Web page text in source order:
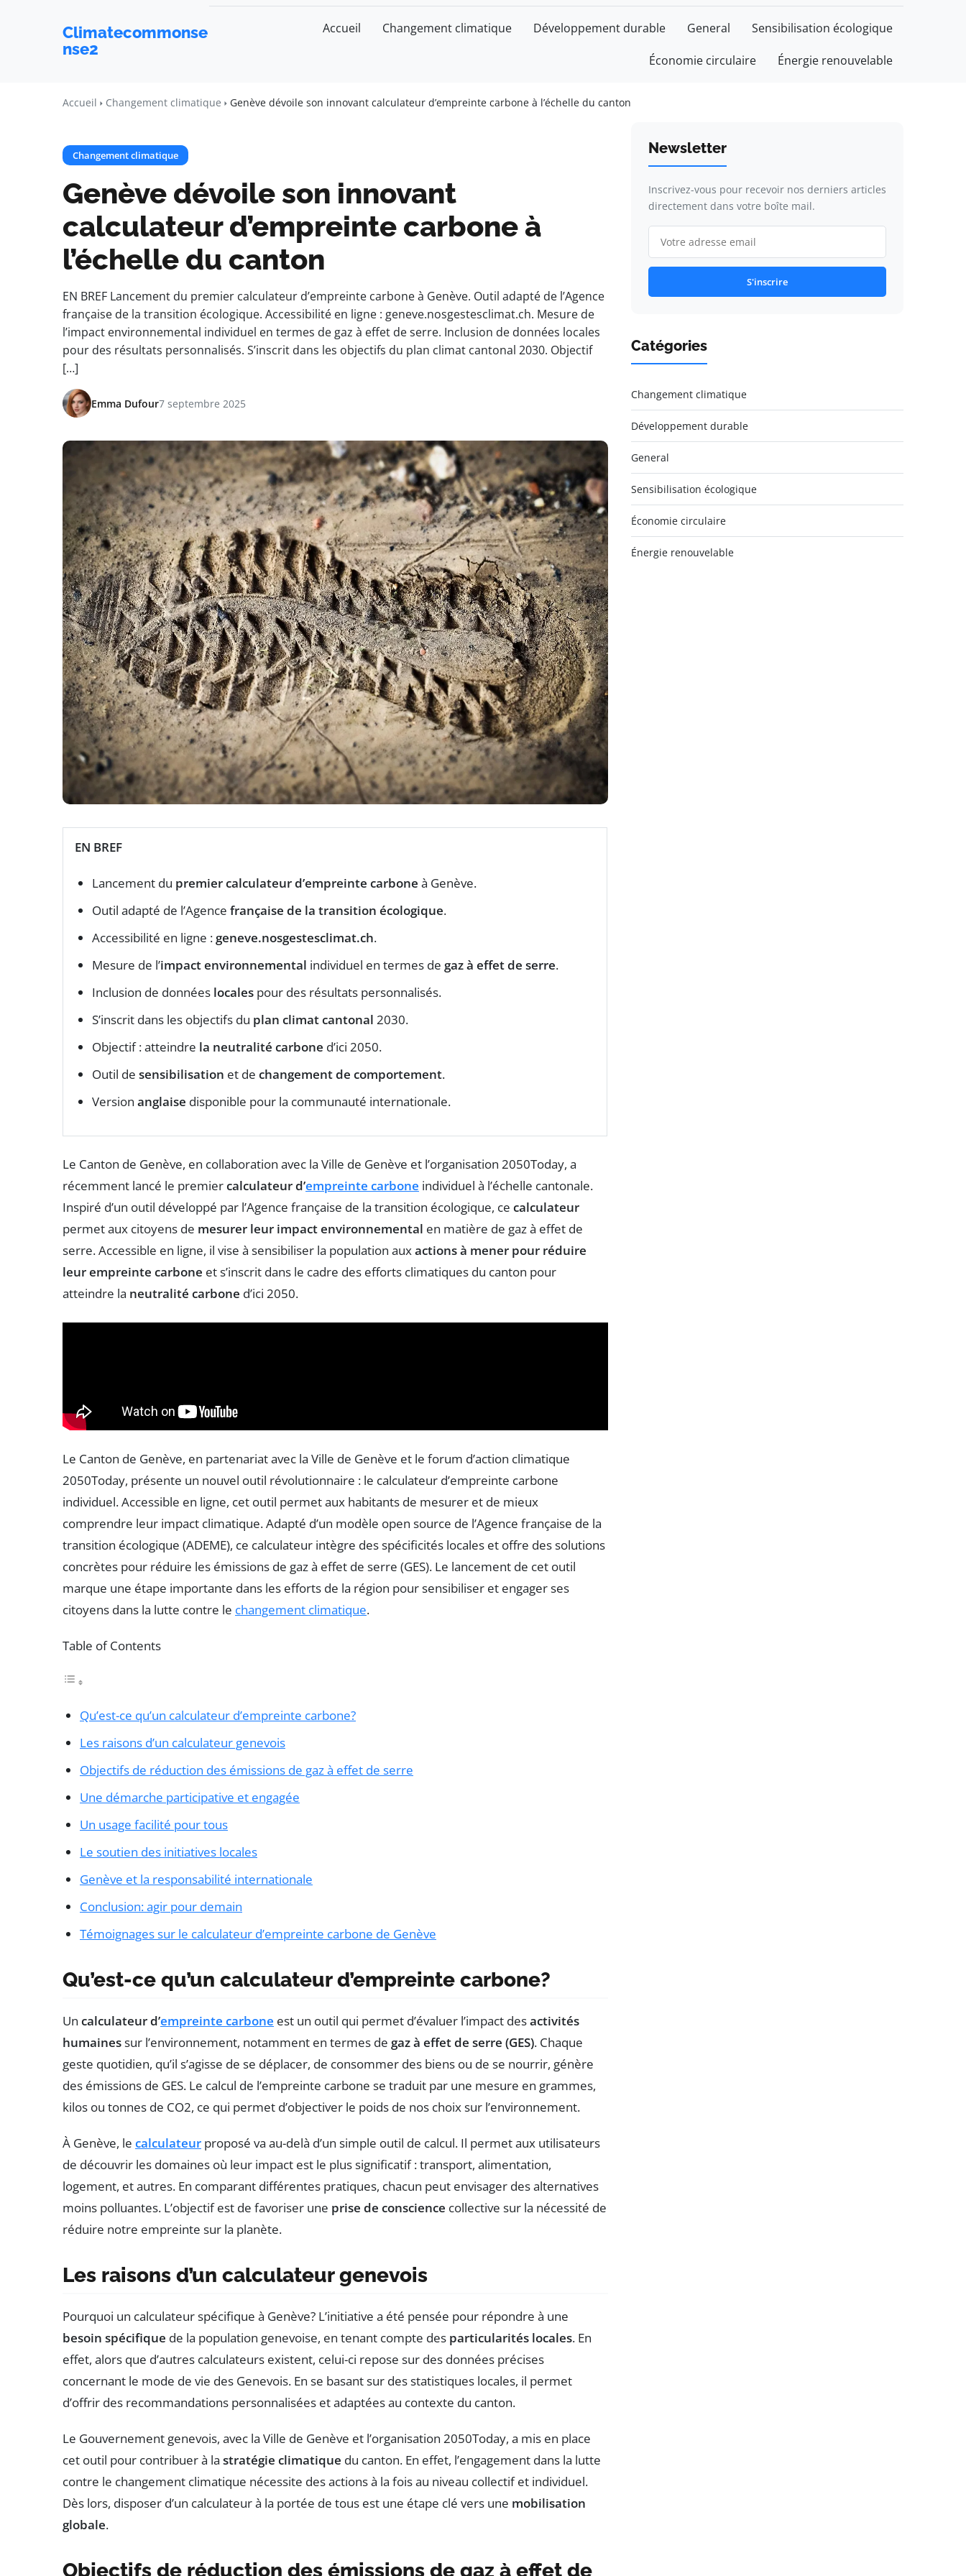
Climatecommonse
nse2
Accueil Changement climatique Développement durable General Sensibilisation écologique
Économie circulaire Énergie renouvelable
Accueil Changement climatique Genève dévoile son innovant calculateur d’empreinte carbone à l’échelle du canton
Changement climatique
Genève dévoile son innovant
calculateur d’empreinte carbone à
l’échelle du canton
EN BREF Lancement du premier calculateur d’empreinte carbone à Genève. Outil adapté de l’Agence
française de la transition écologique. Accessibilité en ligne : geneve.nosgestesclimat.ch. Mesure de
l’impact environnemental individuel en termes de gaz à effet de serre. Inclusion de données locales
pour des résultats personnalisés. S’inscrit dans les objectifs du plan climat cantonal 2030. Objectif
[…]
Emma Dufour7 septembre 2025
EN BREF
Lancement du premier calculateur d’empreinte carbone à Genève.
Outil adapté de l’Agence française de la transition écologique.
Accessibilité en ligne : geneve.nosgestesclimat.ch.
Mesure de l’impact environnemental individuel en termes de gaz à effet de serre.
Inclusion de données locales pour des résultats personnalisés.
S’inscrit dans les objectifs du plan climat cantonal 2030.
Objectif : atteindre la neutralité carbone d’ici 2050.
Outil de sensibilisation et de changement de comportement.
Version anglaise disponible pour la communauté internationale.
Le Canton de Genève, en collaboration avec la Ville de Genève et l’organisation 2050Today, a
récemment lancé le premiercalculateur d’empreinte carbone individuel à l’échelle cantonale.
Inspiré d’un outil développé par l’Agence française de la transition écologique, ce calculateur
permet aux citoyens de mesurer leur impact environnemental en matière de gaz à effet de
serre. Accessible en ligne, il vise à sensibiliser la population auxactions à mener pour réduire
leur empreinte carbone et s’inscrit dans le cadre des efforts climatiques du canton pour
atteindre la neutralité carbone d’ici 2050.
Le Canton de Genève, en partenariat avec la Ville de Genève et le forum d’action climatique
2050Today, présente un nouvel outil révolutionnaire : le calculateur d’empreinte carbone
individuel. Accessible en ligne, cet outil permet aux habitants de mesurer et de mieux
comprendre leur impact climatique. Adapté d’un modèle open source de l’Agence française de la
transition écologique (ADEME), ce calculateur intègre des spécificités locales et offre des solutions
concrètes pour réduire les émissions de gaz à effet de serre (GES). Le lancement de cet outil
marque une étape importante dans les efforts de la région pour sensibiliser et engager ses
citoyens dans la lutte contre le changement climatique.
Table of Contents
Qu’est-ce qu’un calculateur d’empreinte carbone?
Les raisons d’un calculateur genevois
Objectifs de réduction des émissions de gaz à effet de serre
Une démarche participative et engagée
Un usage facilité pour tous
Le soutien des initiatives locales
Genève et la responsabilité internationale
Conclusion: agir pour demain
Témoignages sur le calculateur d’empreinte carbone de Genève
Qu’est-ce qu’un calculateur d’empreinte carbone?
Un calculateur d’empreinte carbone est un outil qui permet d’évaluer l’impact desactivités
humainessur l’environnement, notamment en termes de gaz à effet de serre (GES). Chaque
geste quotidien, qu’il s’agisse de se déplacer, de consommer des biens ou de se nourrir, génère
des émissions de GES. Le calcul de l’empreinte carbone se traduit par une mesure en grammes,
kilos ou tonnes de CO2, ce qui permet d’objectiver le poids de nos choix sur l’environnement.
À Genève, le calculateur proposé va au-delà d’un simple outil de calcul. Il permet aux utilisateurs
de découvrir les domaines où leur impact est le plus significatif : transport, alimentation,
logement, et autres. En comparant différentes pratiques, chacun peut envisager des alternatives
moins polluantes. L’objectif est de favoriser une prise de conscience collective sur la nécessité de
réduire notre empreinte sur la planète.
Les raisons d’un calculateur genevois
Pourquoi un calculateur spécifique à Genève? L’initiative a été pensée pour répondre à une
besoin spécifique de la population genevoise, en tenant compte des particularités locales. En
effet, alors que d’autres calculateurs existent, celui-ci repose sur des données précises
concernant le mode de vie des Genevois. En se basant sur des statistiques locales, il permet
d’offrir des recommandations personnalisées et adaptées au contexte du canton.
Le Gouvernement genevois, avec la Ville de Genève et l’organisation 2050Today, a mis en place
cet outil pour contribuer à la stratégie climatique du canton. En effet, l’engagement dans la lutte
contre le changement climatique nécessite des actions à la fois au niveau collectif et individuel.
Dès lors, disposer d’un calculateur à la portée de tous est une étape clé vers une mobilisation
globale.
Objectifs de réduction des émissions de gaz à effet de
Newsletter
Inscrivez-vous pour recevoir nos derniers articles
directement dans votre boîte mail.
S'inscrire
Catégories
Changement climatique
Développement durable
General
Sensibilisation écologique
Économie circulaire
Énergie renouvelable